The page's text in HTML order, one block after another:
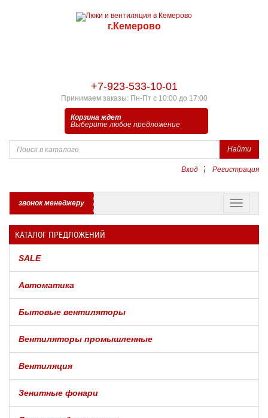
г.Кемерово
+7-923-533-10-01
Принимаем заказы: Пн-Пт с 10:00 до 17:00
Корзина ждет
Выберите любое предложение
Найти
Вход Регистрация
звонок менеджеру
КАТАЛОГ ПРЕДЛОЖЕНИЙ
SALE
Автоматика
Бытовые вентиляторы
Вентиляторы промышленные
Вентиляция
Зенитные фонари